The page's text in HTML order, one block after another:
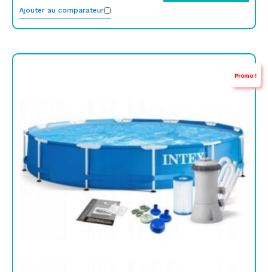
Ajouter au comparateur
Promo !
TND
1.199,000.
TND
729,000.